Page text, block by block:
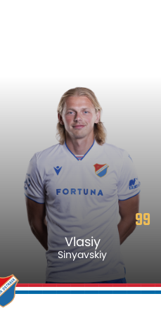
99
Vlasiy
Sinyavskiy